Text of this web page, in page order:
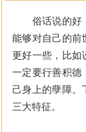
俗话说的好，
能够对自己的前
更好一些，比如
一定要行善积德
己身上的孽障。
三大特征。